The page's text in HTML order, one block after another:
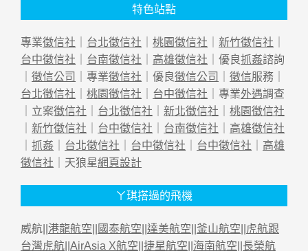
特色站點
專業徵信社 台北徵信社 桃園徵信社 新竹徵信社
台中徵信社
台南徵信社 高雄徵信社 ｜優良抓姦諮詢
徵信公司 ｜專業徵信社 ｜優良徵信公司 徵信服務｜
台北徵信社
桃園徵信社 台中徵信社 ｜專業外遇調查
｜立案徵信社 台北徵信社 新北徵信社
桃園徵信社
新竹徵信社 台中徵信社 台南徵信社
高雄徵信社
抓姦 台北徵信社 台中徵信社 台中徵信社
高雄
徵信社 ｜天狼星網頁設計
ㄚ琪搭過的飛機
威航|| 港龍航空 國泰航空 達美航空 釜山航空
虎航跟
台灣虎航 AirAsia X航空 捷星航空 海南航空 長榮航